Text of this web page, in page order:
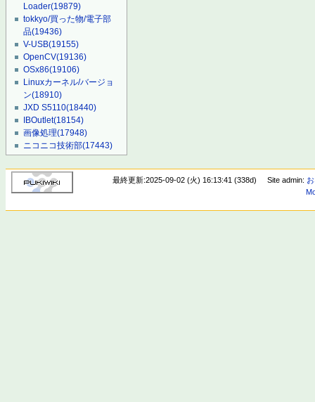
Loader(19879)
tokkyo/買った物/電子部
品(19436)
V-USB(19155)
OpenCV(19136)
OSx86(19106)
Linuxカーネル/バージョ
ン(18910)
JXD S5110(18440)
IBOutlet(18154)
画像処理(17948)
ニコニコ技術部(17443)
最終更新:2025-09-02 (火) 16:13:41 (338d) Site admin: